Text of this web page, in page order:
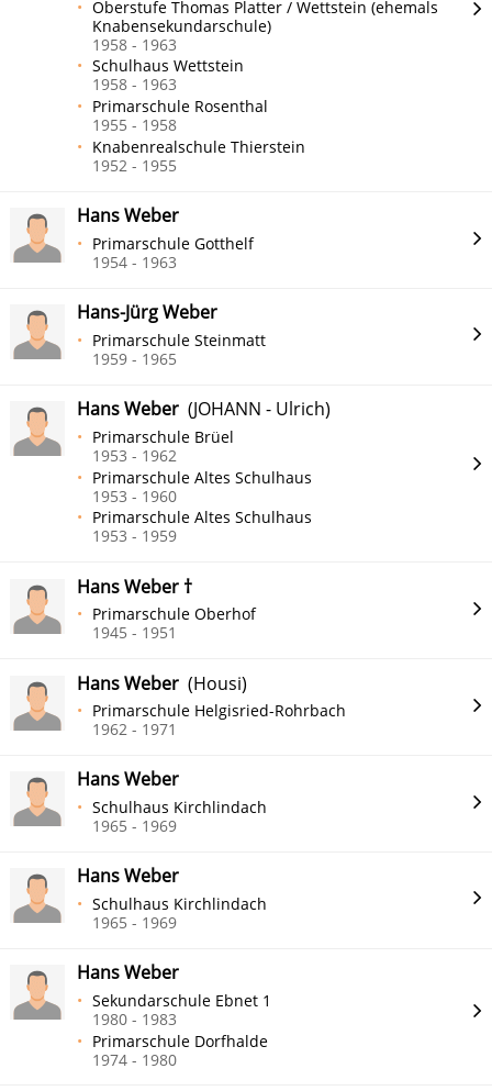
Oberstufe Thomas Platter / Wettstein (ehemals
Knabensekundarschule)
1958 - 1963
Schulhaus Wettstein
1958 - 1963
Primarschule Rosenthal
1955 - 1958
Knabenrealschule Thierstein
1952 - 1955
Hans Weber
Primarschule Gotthelf
1954 - 1963
Hans-Jürg Weber
Primarschule Steinmatt
1959 - 1965
Hans Weber (JOHANN - Ulrich)
Primarschule Brüel
1953 - 1962
Primarschule Altes Schulhaus
1953 - 1960
Primarschule Altes Schulhaus
1953 - 1959
Hans Weber †
Primarschule Oberhof
1945 - 1951
Hans Weber (Housi)
Primarschule Helgisried-Rohrbach
1962 - 1971
Hans Weber
Schulhaus Kirchlindach
1965 - 1969
Hans Weber
Schulhaus Kirchlindach
1965 - 1969
Hans Weber
Sekundarschule Ebnet 1
1980 - 1983
Primarschule Dorfhalde
1974 - 1980